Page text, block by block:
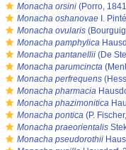
Monacha orsini (Porro,
Monacha oshanovae I.
Monacha ovularis
Monacha pamphylica
Monacha pantanellii (De
Monacha parumcincta
Monacha perfrequens
Monacha pharmacia
Monacha phazimonitica
Monacha pontica (P.
Monacha praeorientalis
Monacha pseudorothii